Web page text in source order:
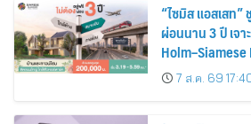
“ไซมิส แอสเสท
ผ่อนนาน 3 ปี เจา
ส่วนลดและสิทธิพิ
2569
7 ส.ค. 69